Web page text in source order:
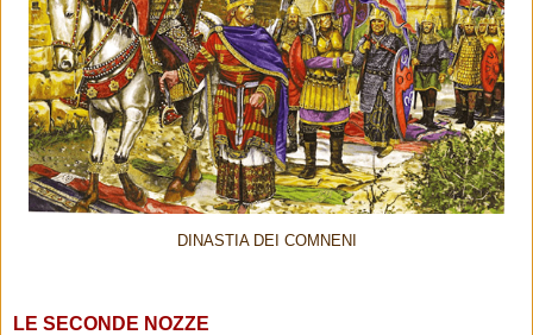
DINASTIA DEI COMNENI
LE SECONDE NOZZE